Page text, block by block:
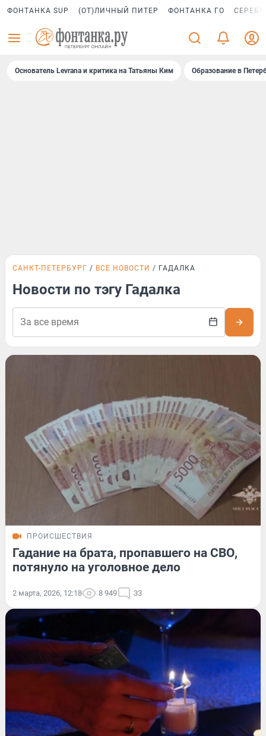
ФОНТАНКА SUP (ОТ)ЛИЧНЫЙ ПИТЕР ФОНТАНКА ГО
Основатель Levrana и критика на Татьяны Ким Образование в
САНКТ-ПЕТЕРБУРГ ВСЕ НОВОСТИ ГАДАЛКА
Новости по тэгу Гадалка
ПРОИСШЕСТВИЯ
Гадание на брата, пропавшего на СВО,
потянуло на уголовное дело
2 марта, 2026, 12:18 8 949 33